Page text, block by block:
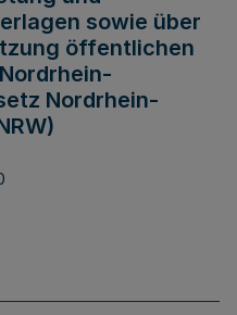
sowie über
öffentlichen
Nordrhein-